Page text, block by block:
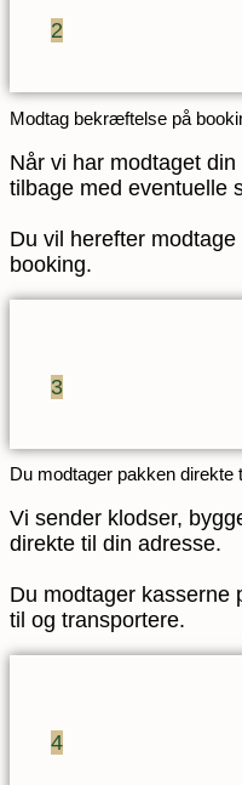
2
Modtag bekræftelse på
Når vi har modtaget
tilbage med eventuelle
Du vil herefter
booking.
3
Du modtager pakken direkte
Vi sender klodser,
direkte til din adresse.
Du modtager kasserne
til og transportere.
4